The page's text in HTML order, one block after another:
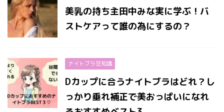
美乳の持ち主田中みな実に学ぶ！バ
ストケアって誰の為にするの？
ナイトブラ豆知識
Dカップに合うナイトブラはどれ？し
っかり垂れ補正で美おっぱいになれ